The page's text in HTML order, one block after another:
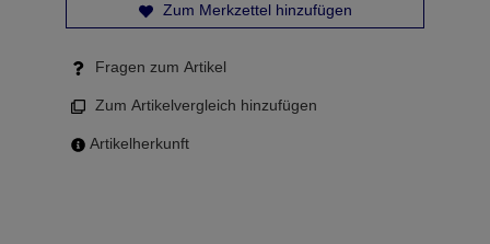
Zum Merkzettel hinzufügen
Fragen zum Artikel
Zum Artikelvergleich hinzufügen
Artikelherkunft